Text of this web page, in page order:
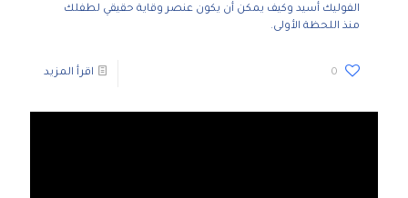
الفوليك أسيد وكيف يمكن أن يكون عنصر وقاية حقيقي لطفلك
منذ اللحظة الأولى.
0 اقرأ المزيد